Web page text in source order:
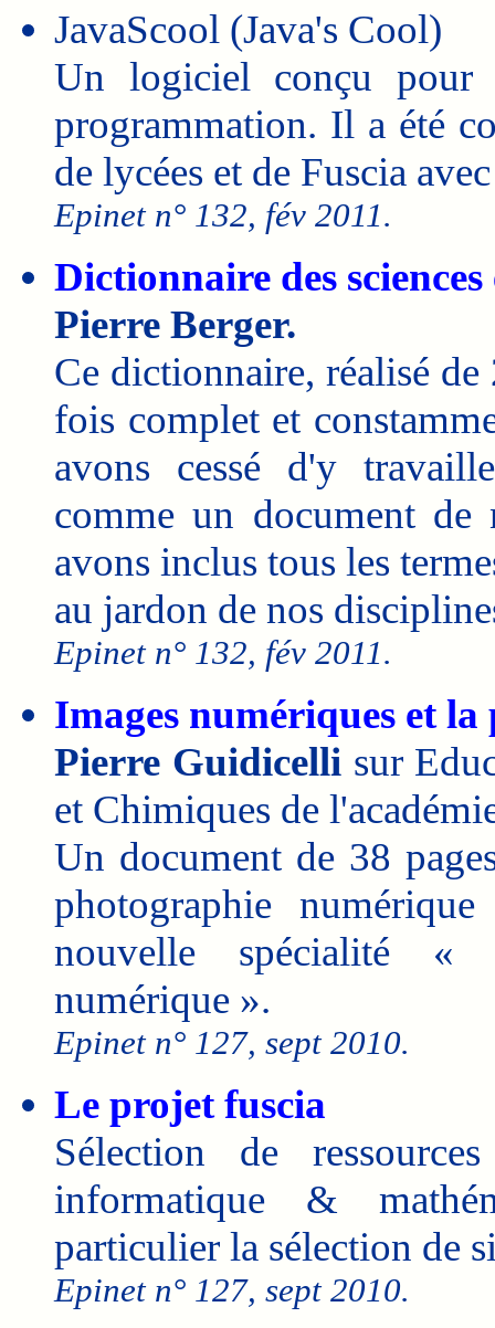
JavaScool (Java's Cool)
Un logiciel conçu pour
programmation. Il a été
de lycées et de Fuscia
Epinet n° 132, fév 2011.
Dictionnaire des
Pierre Berger.
Ce dictionnaire, réalisé de
fois complet et
avons cessé d'y
comme un document
avons inclus tous les
au jardon de nos
Epinet n° 132, fév 2011.
Images numériques et
Pierre Guidicellisur
et Chimiques de
Un document de 38
photographie
nouvelle spécialité «
numérique ».
Epinet n° 127, sept 2010.
Le projet fuscia
Sélection de
informatique &
particulier la sélection de
Epinet n° 127, sept 2010.